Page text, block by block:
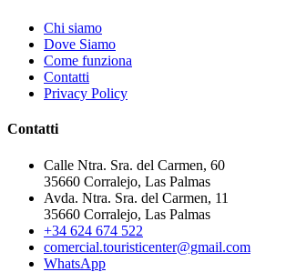
Chi siamo
Dove Siamo
Come funziona
Contatti
Privacy Policy
Contatti
Calle Ntra. Sra. del Carmen, 60
35660 Corralejo, Las Palmas
Avda. Ntra. Sra. del Carmen, 11
35660 Corralejo, Las Palmas
+34 624 674 522
comercial.touristicenter@gmail.com
WhatsApp